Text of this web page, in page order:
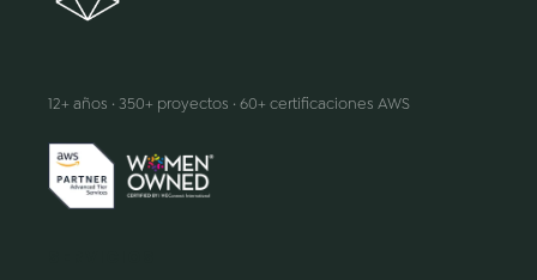
12+ años · 350+ proyectos · 60+ certificaciones AWS